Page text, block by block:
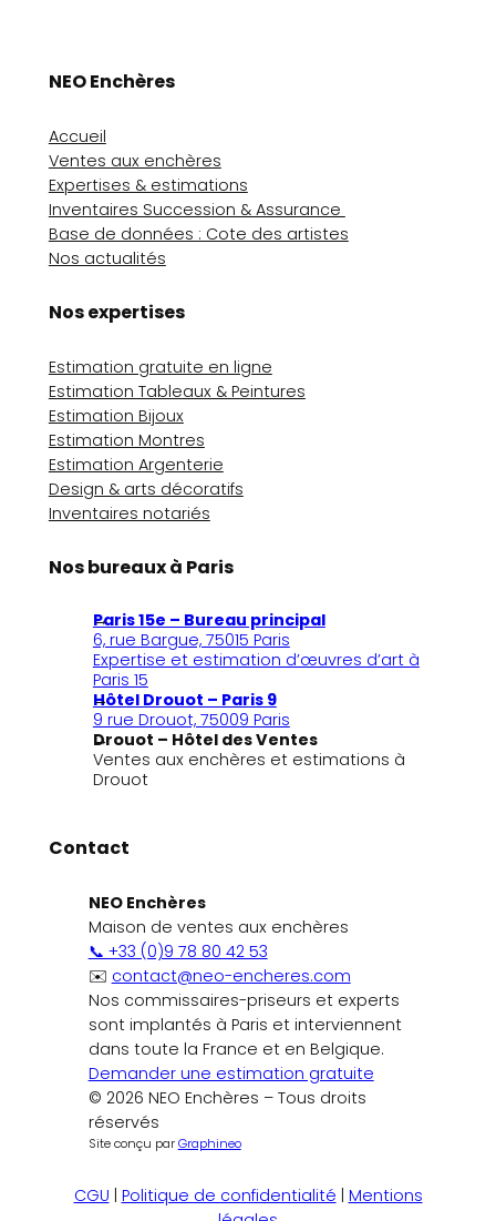
NEO Enchères
Accueil
Ventes aux enchères
Expertises & estimations
Inventaires Succession & Assurance
Base de données : Cote des artistes
Nos actualités
Nos expertises
Estimation gratuite en ligne
Estimation Tableaux & Peintures
Estimation Bijoux
Estimation Montres
Estimation Argenterie
Design & arts décoratifs
Inventaires notariés
Nos bureaux à Paris
Paris 15e – Bureau principal
6, rue Bargue, 75015 Paris
Expertise et estimation d’œuvres d’art à
Paris 15
Hôtel Drouot – Paris 9
9 rue Drouot, 75009 Paris
Drouot – Hôtel des Ventes
Ventes aux enchères et estimations à
Drouot
Contact
NEO Enchères
Maison de ventes aux enchères
📞 +33 (0)9 78 80 42 53
✉️ contact@neo-encheres.com
Nos commissaires-priseurs et experts
sont implantés à Paris et interviennent
dans toute la France et en Belgique.
Demander une estimation gratuite
© 2026 NEO Enchères – Tous droits
réservés
Site conçu parGraphineo
CGU Politique de confidentialité Mentions